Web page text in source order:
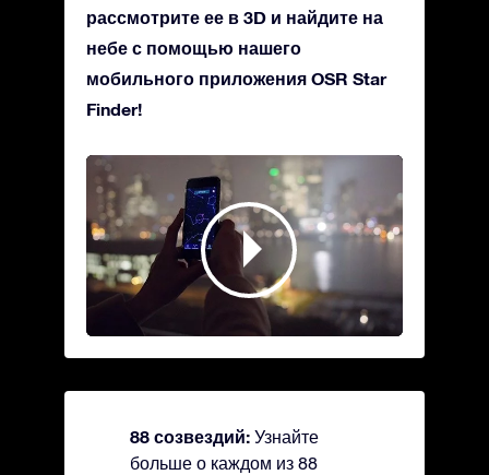
рассмотрите ее в 3D и найдите на
небе с помощью нашего
мобильного приложения OSR Star
Finder!
88 созвездий: Узнайте
больше о каждом из 88